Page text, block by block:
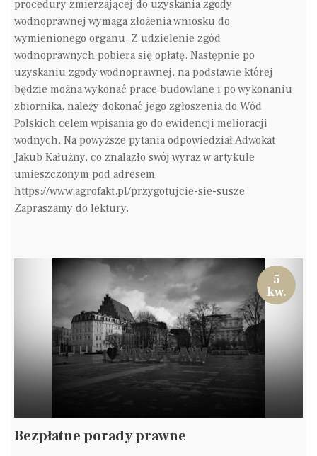
procedury zmierzającej do uzyskania zgody
wodnoprawnej wymaga złożenia wniosku do
wymienionego organu. Z udzielenie zgód
wodnoprawnych pobiera się opłatę. Następnie po
uzyskaniu zgody wodnoprawnej, na podstawie której
będzie można wykonać prace budowlane i po wykonaniu
zbiornika, należy dokonać jego zgłoszenia do Wód
Polskich celem wpisania go do ewidencji melioracji
wodnych. Na powyższe pytania odpowiedział Adwokat
Jakub Kałużny, co znalazło swój wyraz w artykule
umieszczonym pod adresem
https://www.agrofakt.pl/przygotujcie-sie-susze
Zapraszamy do lektury.
5
kw.
Bezpłatne porady prawne